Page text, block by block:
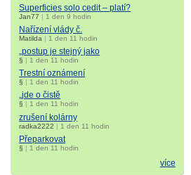
Superficies solo cedit – platí?
Jan77 | 1 den 9 hodin
Nařízení vlády č.
Matilda | 1 den 11 hodin
„postup je stejný jako
§ | 1 den 11 hodin
Trestní oznámení
§ 1 den 11 hodin
„jde o čistě
§ 1 den 11 hodin
zrušení kolárny
radka2222 | 1 den 11 hodin
Přeparkovat
§ | 1 den 11 hodin
více